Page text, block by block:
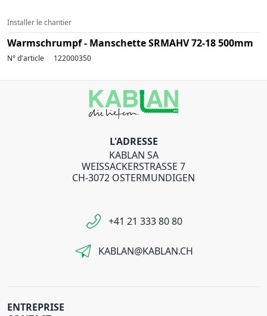
Installer le chantier
Warmschrumpf - Manschette SRMAHV 72-18 500mm
N° d'article 122000350
L'ADRESSE
KABLAN SA
WEISSACKERSTRASSE 7
CH-3072 OSTERMUNDIGEN
+41 21 333 80 80
KABLAN@KABLAN.CH
ENTREPRISE